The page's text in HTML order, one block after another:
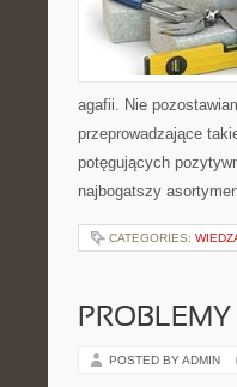
agafii. Nie
przeprowadzające
potęgujących
najbogatszy
CATEGORIES:
POSTED BY ADMIN